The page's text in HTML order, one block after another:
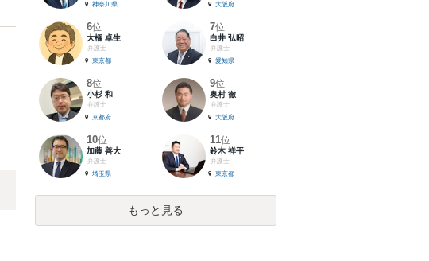
神奈川県
大阪府
6位
大橋 卓生
弁護士
東京都
7位
白井 弘昭
弁護士
愛知県
8位
小杉 和
弁護士
京都府
9位
奥村 徹
弁護士
大阪府
10位
加藤 善大
弁護士
埼玉県
11位
鈴木 祥平
弁護士
東京都
もっと見る